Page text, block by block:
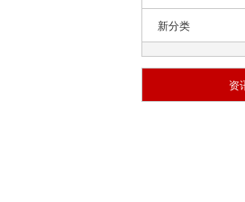
新分类
资